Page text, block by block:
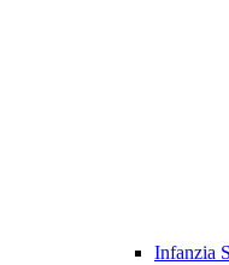
Infanzia